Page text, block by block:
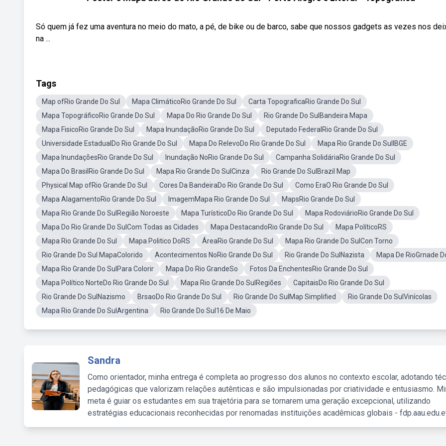
Só quem já fez uma aventura no meio do mato, a pé, de bike ou de barco, sabe que nossos gadgets as vezes nos
na ...
Tags
Map ofRio Grande Do Sul Mapa ClimáticoRio Grande Do Sul
Carta TopograficaRio Grande Do Sul
Mapa TopográficoRio Grande Do Sul
Mapa Do Rio Grande Do Sul
Rio Grande Do SulBandeira Mapa
Mapa FisicoRio Grande Do Sul
Mapa InundaçãoRio Grande Do Sul
Deputado FederalRio Grande Do Sul
Universidade EstadualDo Rio Grande Do Sul
Mapa Do RelevoDo Rio Grande Do Sul
Mapa Rio Grande Do SulIBGE
Mapa InundaçõesRio Grande Do Sul
Inundação NoRio Grande Do Sul
Campanha SolidáriaRio Grande Do Sul
Mapa Do BrasilRio Grande Do Sul
Mapa Rio Grande Do SulCinza
Rio Grande Do SulBrazil Map
Physical Map ofRio Grande Do Sul
Cores Da BandeiraDo Rio Grande Do Sul
Como EraO Rio Grande Do Sul
Mapa AlagamentoRio Grande Do Sul
ImagemMapa Rio Grande Do Sul
MapsRio Grande Do Sul
Mapa Rio Grande Do SulRegião Noroeste
Mapa TurísticoDo Rio Grande Do Sul
Mapa RodoviárioRio Grande Do Sul
Mapa Do Rio Grande Do SulCom Todas as Cidades
Mapa DestacandoRio Grande Do Sul
Mapa PolíticoRS
Mapa Rio Grande Do Sul
Mapa Politico DoRS ÁreaRio Grande Do Sul
Mapa Rio Grande Do SulCon Torno
Rio Grande Do Sul MapaColorido
Acontecimentos NoRio Grande Do Sul Rio Grande Do SulNazista
Mapa De RioGrnade
Mapa Rio Grande Do SulPara Colorir
Mapa Do Rio GrandeSo
Fotos Da EnchentesRio Grande Do Sul
Mapa Político NorteDo Rio Grande Do Sul
Mapa Rio Grande Do SulRegiões
CapitaisDo Rio Grande Do Sul
Rio Grande Do SulNazismo
BrsaoDo Rio Grande Do Sul Rio Grande Do SulMap Simplified
Rio Grande Do SulVinícolas
Mapa Rio Grande Do SulArgentina
Rio Grande Do Sul16 De Maio
Sandra
Como orientador, minha entrega é completa ao progresso dos alunos no contexto escolar, adotando
pedagógicas que valorizam relações autênticas e são impulsionadas por criatividade e entusiasmo.
meta é guiar os estudantes em sua trajetória para se tornarem uma geração excepcional, utilizando
estratégias educacionais reconhecidas por renomadas instituições acadêmicas globais -